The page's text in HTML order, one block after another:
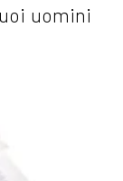
uomini